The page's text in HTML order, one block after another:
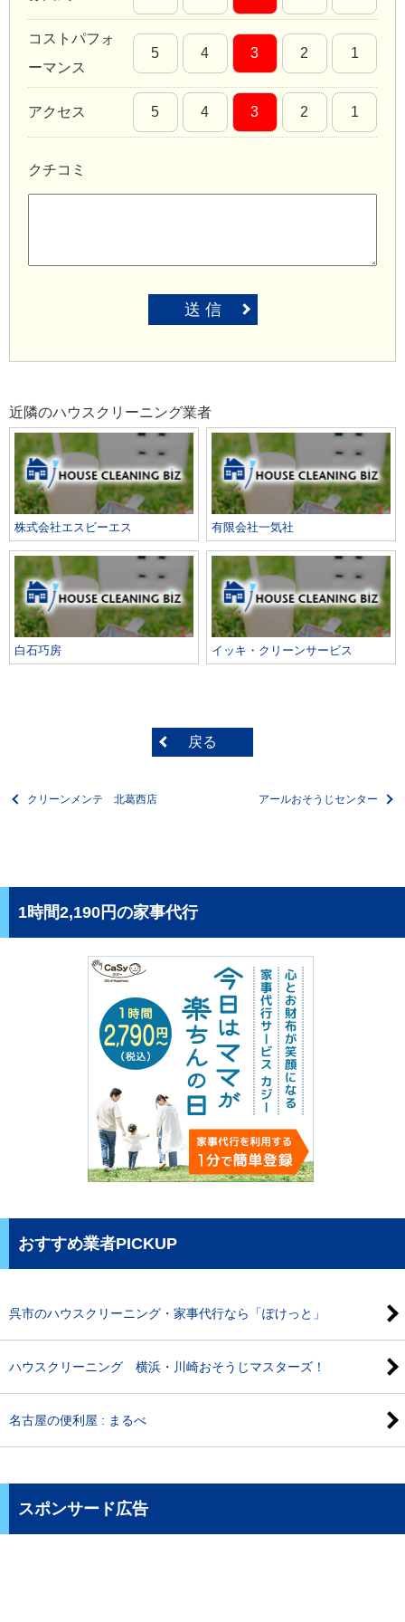
コストパフォ
ーマンス
5 4 3 2 1
アクセス 5 4 3 2 1
クチコミ
送 信
近隣のハウスクリーニング業者
株式会社エスビーエス 有限会社一気社
白石巧房 イッキ・クリーンサービス
戻る
クリーンメンテ 北葛西店 アールおそうじセンター
1時間2,190円の家事代行
おすすめ業者PICKUP
呉市のハウスクリーニング・家事代行なら「ぽけっと」
ハウスクリーニング 横浜・川崎おそうじマスターズ！
名古屋の便利屋 : まるべ
スポンサード広告